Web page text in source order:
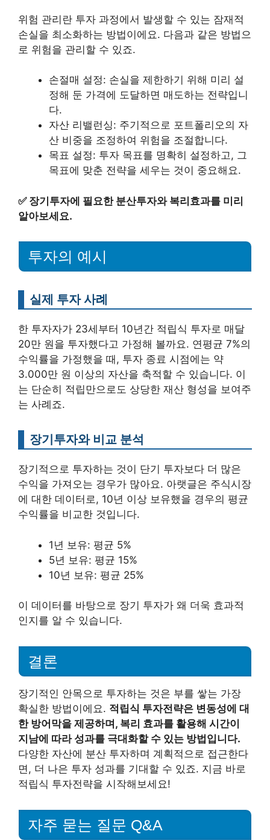
위험 관리란 투자 과정에서 발생할 수 있는 잠재적
손실을 최소화하는 방법이에요. 다음과 같은 방법으
로 위험을 관리할 수 있죠.
손절매 설정: 손실을 제한하기 위해 미리 설
정해 둔 가격에 도달하면 매도하는 전략입니
다.
자산 리밸런싱: 주기적으로 포트폴리오의 자
산 비중을 조정하여 위험을 조절합니다.
목표 설정: 투자 목표를 명확히 설정하고, 그
목표에 맞춘 전략을 세우는 것이 중요해요.
✅ 장기투자에 필요한 분산투자와 복리효과를 미리
알아보세요.
투자의 예시
실제 투자 사례
한 투자자가 23세부터 10년간 적립식 투자로 매달
20만 원을 투자했다고 가정해 볼까요. 연평균 7%의
수익률을 가정했을 때, 투자 종료 시점에는 약
3.000만 원 이상의 자산을 축적할 수 있습니다. 이
는 단순히 적립만으로도 상당한 재산 형성을 보여주
는 사례죠.
장기투자와 비교 분석
장기적으로 투자하는 것이 단기 투자보다 더 많은
수익을 가져오는 경우가 많아요. 아랫글은 주식시장
에 대한 데이터로, 10년 이상 보유했을 경우의 평균
수익률을 비교한 것입니다.
1년 보유: 평균 5%
5년 보유: 평균 15%
10년 보유: 평균 25%
이 데이터를 바탕으로 장기 투자가 왜 더욱 효과적
인지를 알 수 있습니다.
결론
장기적인 안목으로 투자하는 것은 부를 쌓는 가장
확실한 방법이에요. 적립식 투자전략은 변동성에 대
한 방어막을 제공하며, 복리 효과를 활용해 시간이
지남에 따라 성과를 극대화할 수 있는 방법입니다.
다양한 자산에 분산 투자하며 계획적으로 접근한다
면, 더 나은 투자 성과를 기대할 수 있죠. 지금 바로
적립식 투자전략을 시작해보세요!
자주 묻는 질문 Q&A